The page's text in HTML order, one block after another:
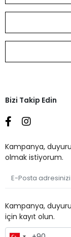
Bizi Takip Edin
Kampanya,
olmak istiyorum.
Kampanya,
için kayıt olun.